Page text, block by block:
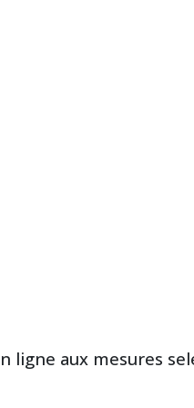
ligne aux mesures